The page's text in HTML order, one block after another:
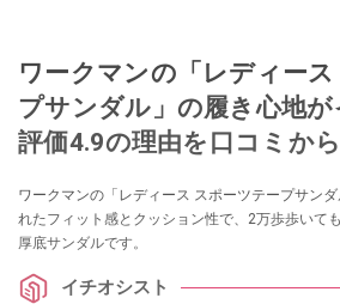
ワークマンの「レディー
プサンダル」の履き心地
評価4.9の理由を口コミか
ワークマンの「レディース スポーツテープサン
れたフィット感とクッション性で、2万歩歩いて
厚底サンダルです。
イチオシスト